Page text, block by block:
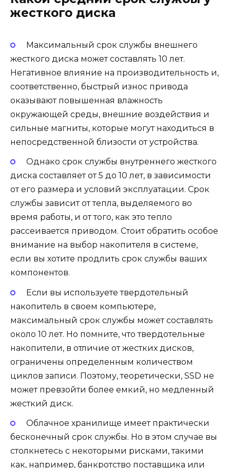
жесткого диска
Максимальный срок службы внешнего
жесткого диска может составлять 10 лет.
Негативное влияние на производительность и,
соответственно, быстрый износ привода
оказывают повышенная влажность
окружающей среды, внешние воздействия и
сильные магниты, которые могут находиться в
непосредственной близости от устройства.
Однако срок службы внутреннего жесткого
диска составляет от 5 до 10 лет, в зависимости
от его размера и условий эксплуатации. Срок
службы зависит от тепла, выделяемого во
время работы, и от того, как это тепло
рассеивается приводом. Стоит обратить особое
внимание на выбор накопителя в системе,
если вы хотите продлить срок службы ваших
компонентов.
Если вы используете твердотельный
накопитель в своем компьютере,
максимальный срок службы может составлять
около 10 лет. Но помните, что твердотельные
накопители, в отличие от жестких дисков,
ограничены определенным количеством
циклов записи. Поэтому, теоретически, SSD не
может превзойти более емкий, но медленный
жесткий диск.
Облачное хранилище имеет практически
бесконечный срок службы. Но в этом случае вы
столкнетесь с некоторыми рисками, такими
как, например, банкротство поставщика или